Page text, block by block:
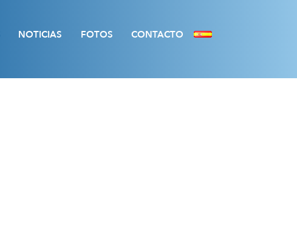
NOTICIAS FOTOS CONTACTO